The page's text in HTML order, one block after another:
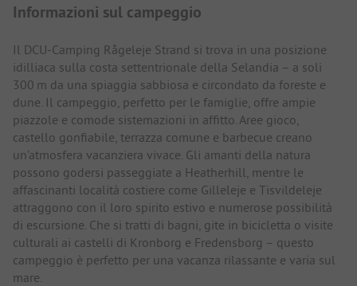
Informazioni sul campeggio
Il DCU-Camping Rågeleje Strand si trova in una posizione
idilliaca sulla costa settentrionale della Selandia – a soli
300 m da una spiaggia sabbiosa e circondato da foreste e
dune. Il campeggio, perfetto per le famiglie, offre ampie
piazzole e comode sistemazioni in affitto. Aree gioco,
castello gonfiabile, terrazza comune e barbecue creano
un’atmosfera vacanziera vivace. Gli amanti della natura
possono godersi passeggiate a Heatherhill, mentre le
affascinanti località costiere come Gilleleje e Tisvildeleje
attraggono con il loro spirito estivo e numerose possibilità
di escursione. Che si tratti di bagni, gite in bicicletta o visite
culturali ai castelli di Kronborg e Fredensborg – questo
campeggio è perfetto per una vacanza rilassante e varia sul
mare.